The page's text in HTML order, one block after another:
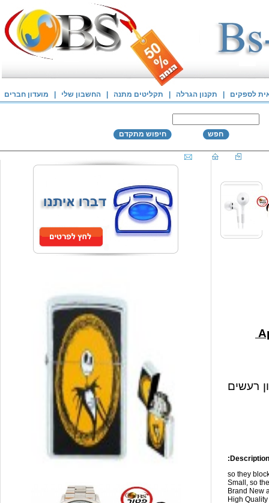
לספקים תקנון הגרלה תקליטים מתנה החשבון שלי מועדון חברים
חפש חיפוש מתקדם
רעשים
so they
Small, so
Brand New
High